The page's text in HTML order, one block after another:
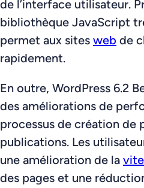
de l’interface utilisateur.
bibliothèque JavaScript
permet aux sites web de
rapidement.
En outre, WordPress 6.2
des améliorations de
processus de création de
publications. Les
une amélioration de la
des pages et une